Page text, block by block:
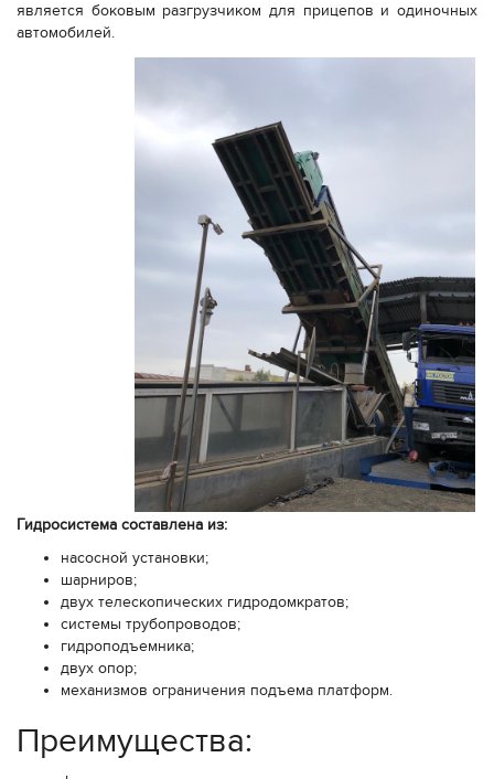
является боковым разгрузчиком для прицепов и одиночных
автомобилей.
Гидросистема составлена из:
насосной установки;
шарниров;
двух телескопических гидродомкратов;
системы трубопроводов;
гидроподъемника;
двух опор;
механизмов ограничения подъема платформ.
Преимущества: